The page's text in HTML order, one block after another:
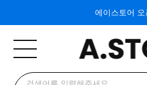
에이스토어 오